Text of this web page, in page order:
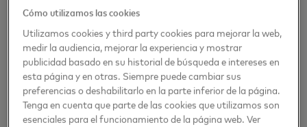
debemos adecuar la forma en la que llevamos
experiencias únicas a nuestros tarjetahabientes. Por
eso decidimos ampliar la colección de experiencias
digitales que les ofrecemos a los tarjetahabientes,
incorporando a Diego Torres como invitado especial”.
Con estas acciones, la marca renueva el
Cómo utilizamos las cookies
Utilizamos cookies y third party cookies para mejorar la web,
medir la audiencia, mejorar la experiencia y mostrar
publicidad basado en su historial de búsqueda e intereses en
esta página y en otras. Siempre puede cambiar sus
preferencias o deshabilitarlo en la parte inferior de la página.
Tenga en cuenta que parte de las cookies que utilizamos son
esenciales para el funcionamiento de la página web. Ver